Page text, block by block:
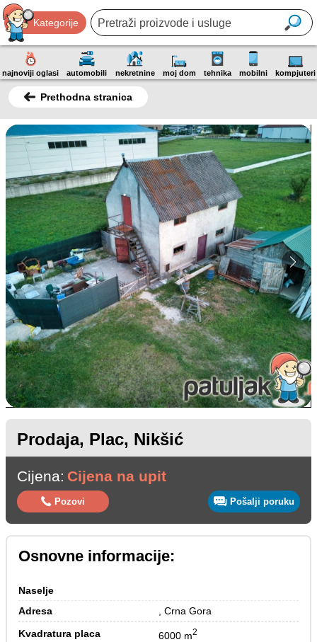
Kategorije
najnoviji oglasi automobili nekretnine moj dom tehnika mobilni kompjuteri
Prethodna stranica
Prodaja, Plac, Nikšić
Cijena: Cijena na upit
Pozovi Pošalji poruku
Osnovne informacije:
Naselje
Adresa
, Crna Gora
Kvadratura placa 6000 m2